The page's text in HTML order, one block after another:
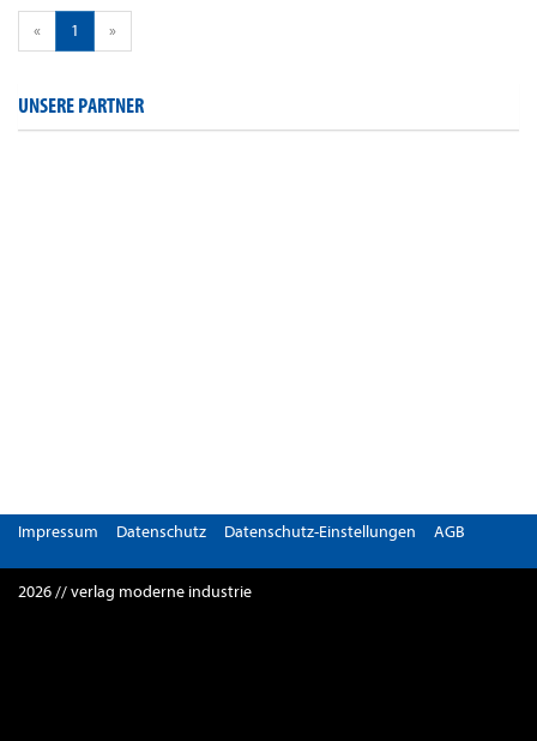
« 1 »
UNSERE PARTNER
Impressum Datenschutz Datenschutz-Einstellungen AGB
2026 // verlag moderne industrie